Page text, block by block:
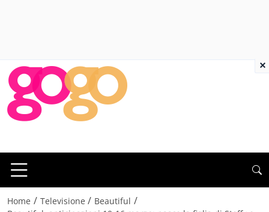
Home / Televisione / Beautiful /
×